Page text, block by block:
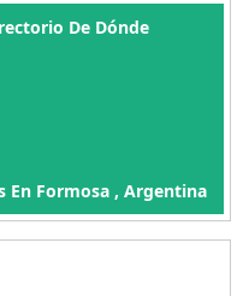
De Dónde
En Formosa , Argentina